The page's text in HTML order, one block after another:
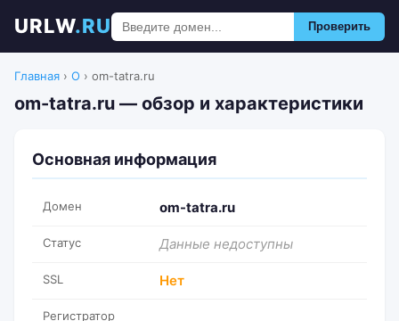
URLW.RU Проверить
Главная › O › om-tatra.ru
om-tatra.ru — обзор и характеристики
Основная информация
Домен om-tatra.ru
Статус Данные недоступны
SSL Нет
Регистратор